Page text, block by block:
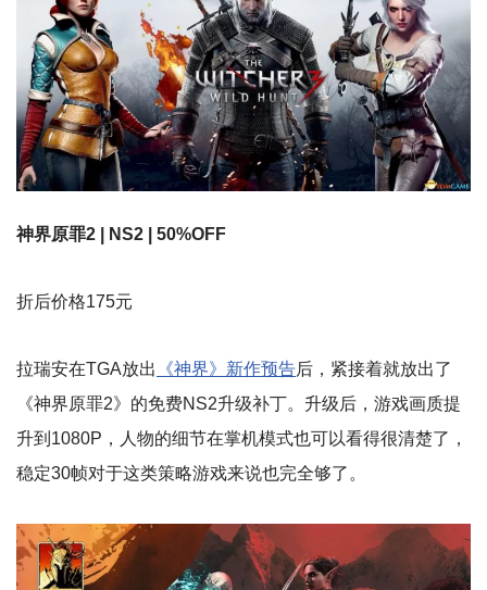
神界原罪2 | NS2 | 50%OFF
折后价格175元
拉瑞安在TGA放出 《神界》新作预告后，紧接着就放出了
《神界原罪2》的免费NS2升级补丁。升级后，游戏画质提
升到1080P，人物的细节在掌机模式也可以看得很清楚了，
稳定30帧对于这类策略游戏来说也完全够了。